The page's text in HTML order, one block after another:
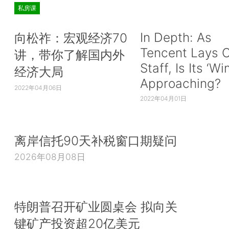
私房课
向松祚：宏观经济70
讲，带你了解国内外
经济大局
2022年04月06日
In Depth: As
Tencent Lays
Staff, Is Its
Approaching?
2022年04月01日
离岸信托90天补税窗口期疑问
2026年08月08日
特朗普召开矿业圆桌会 拟向关
键矿产投资超20亿美元